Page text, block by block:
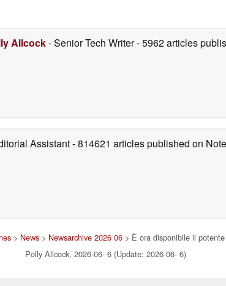
Allcock- Senior Tech Writer- 5962 articles
Assistant- 814621 articles published on
> News > Newsarchive 2026 06 > È ora disponibile il
Polly Allcock, 2026-06- 6 (Update: 2026-06- 6)